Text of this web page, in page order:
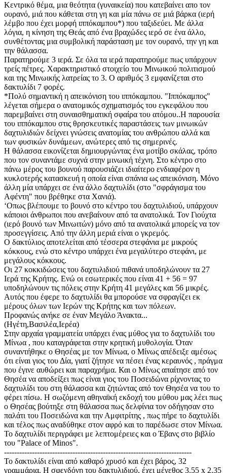
Κεντρικό θέμα, μια θεότητα (γυναικεία) που κατεβαίνει απο τον
ουρανό, μιά που κάθεται στη γη και μία πάνω σε μιά βάρκα (ιερή
λέμβο που έχει μορφή ιππόκαμπου*) που ταξιδεύει. Με άλλα
λόγια, η κίνηση της Θεάς από ένα βραχώδες ιερό σε ένα άλλο,
συνθέτοντας μια συμβολική παράσταση με τον ουρανό, την γη και
την θάλασσα.
Παρατηρούμε 3 ιερά. Σε όλα τα ιερά παρατηρούμε πως υπάρχουν
τρείς πέτρες. Χαρακτηριστικό στοιχείο του Μινωικού πολιτισμού
και της Μινωικής λατρείας το 3. Ο αριθμός 3 εμφανίζεται στο
δακτυλίδι 7 φορές.
*Πολύ σημαντική η απεικόνιση του ιππόκαμπου. "Ιππόκαμπος"
λέγεται σήμερα ο ανατομικός σχηματισμός του εγκεφάλου που
παρεμβαίνει στη συναισθηματική σφαίρα του ατόμου..Η παρουσία
του ιππόκαμπου στις θρησκευτικές παραστάσεις των μινωικών
δαχτυλιδιών δείχνει γνώσεις ανατομίας του ανθρώπου αλλά και
των φυσικών δυνάμεων, ανώτερες από τις σημερινές.
Η θάλασσα εικονίζεται δημιουργώντας ένα μοτίβο σκάλας, τρόπο
που τον συναντάμε συχνά στην μινωική τέχνη. Στο κέντρο στο
πάνω μέρος του βουνού παρουσιάζει ιδιαίτερο ενδιαφέρον η
κυκλοτερής κατασκευή η οποία είναι σπάνια ως απεικόνιση. Μόνο
άλλη μία υπάρχει σε ένα άλλο δαχτυλίδι (στο "σφράγισμα του
Αφέντη" που βρέθηκε στα Χανιά).
‘Οπως βλέπουμε το βουνό στο κέντρο του δαχτυλιδιού, υπάρχουν
κάποιοι άνθρωποι που ανεβαίνουν από τα ανατολικά. Τον Γιούχτα
(ιερό βουνό των Μινωιτών) μόνο από τα ανατολικά μπορείς να τον
προσεγγίσεις. Από την άλλη μεριά είναι ο γκρεμός.
Ο δακτύλιος αποτελείται από τέσσερα στεφάνια με μικρούς
κόκκους, ενώ στο κέντρο υπάρχει ένα μεγαλύτερο στεφάνι, με
μεγάλους κόκκους.
Οι 27 κοκκιδώσεις του δαχτυλιδιού πιθανά υποδηλώνουν τα 27
Ιερά της Κρήτης. Ενώ οι εσωτερικές που είναι 41 + 56 = 97
υποδηλώνουν τις πόλεις στην Κρήτη 41 μεγάλες και 56 μικρές.
Αυτός που έφερε το δαχτυλίδι θα μπορούσε να σφραγίζει εκ
μέρους όλων των Ιερών της Κρήτης και των πόλεων.
Προφανώς ανήκε σε έναν Μεγάλο Άνακτα...
(Ηγέτη,Βασιλέα,Ιερέα)
Στην αρχαία γραμματεία υπάρχει ένας μύθος για το δαχτυλίδι του
Μίνωα , που καταγράφεται στην κρητική μυθολογία. Όταν
συναντήθηκε ο Θησέας με τον Μίνωα, ο Μίνως απέδειξε αμέσως
ότι είναι γιος του Δία, γιατί ζήτησε να πέσει ένας κεραυνός , πράγμα
που έγινε αυθώρει και παραχρήμα. Και ο Μίνως απαίτησε από τον
Θησέα να αποδείξει πως είναι γιος του Ποσειδώνα ρίχνοντας το
δαχτυλίδι του στη θάλασσα και ζητώντας από τον Θησέα να του το
φέρει πίσω. Η σωζόμενη αθηναϊκή εκδοχή του μύθου μας λέει πως
ο Θησέας βούτηξε στη θάλασσα πως δελφίνια τον οδήγησαν στο
παλάτι του Ποσειδώνα και την Αμφιτρίτης , πως πήρε το δαχτυλίδι
και τέλος πως αναδύθηκε στον αφρό και το παρέδωσε στον Μίνωα.
Το δαχτυλίδι περιγράφει με λεπτομέρειες και ο Έβανς στο βιβλίο
του "Palace of Minos".
--------------------------------------------------------------------------
Το δακτυλίδι είναι από καθαρό χρυσό και έχει βάρος, 32
γραμμάρια. Η σφενδόνη του δακτυλιδιού, έχει μέγεθος 3.55 x 2.35